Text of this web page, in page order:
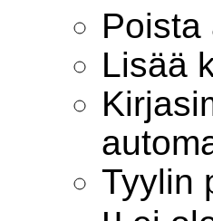
Poista
Lisää
Tyylin